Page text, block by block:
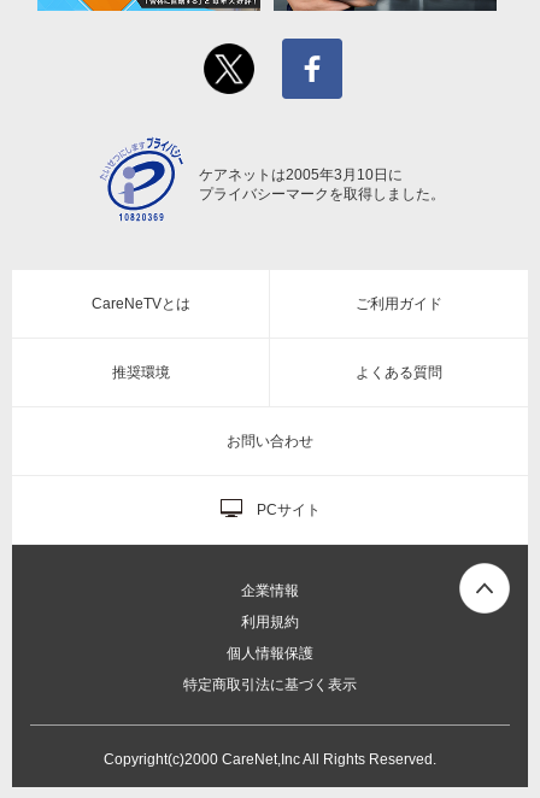
ケアネットは2005年3月10日に
プライバシーマークを取得しました。
CareNeTVとは ご利用ガイド
推奨環境 よくある質問
お問い合わせ
PCサイト
企業情報
利用規約
個人情報保護
特定商取引法に基づく表示
Copyright(c)2000 CareNet,Inc All Rights Reserved.